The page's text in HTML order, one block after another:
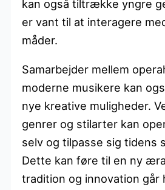
kan også tiltrække yngre
er vant til at interagere
måder.
Samarbejder mellem
moderne musikere kan
nye kreative muligheder.
genrer og stilarter kan
selv og tilpasse sig tidens
Dette kan føre til en ny
tradition og innovation går